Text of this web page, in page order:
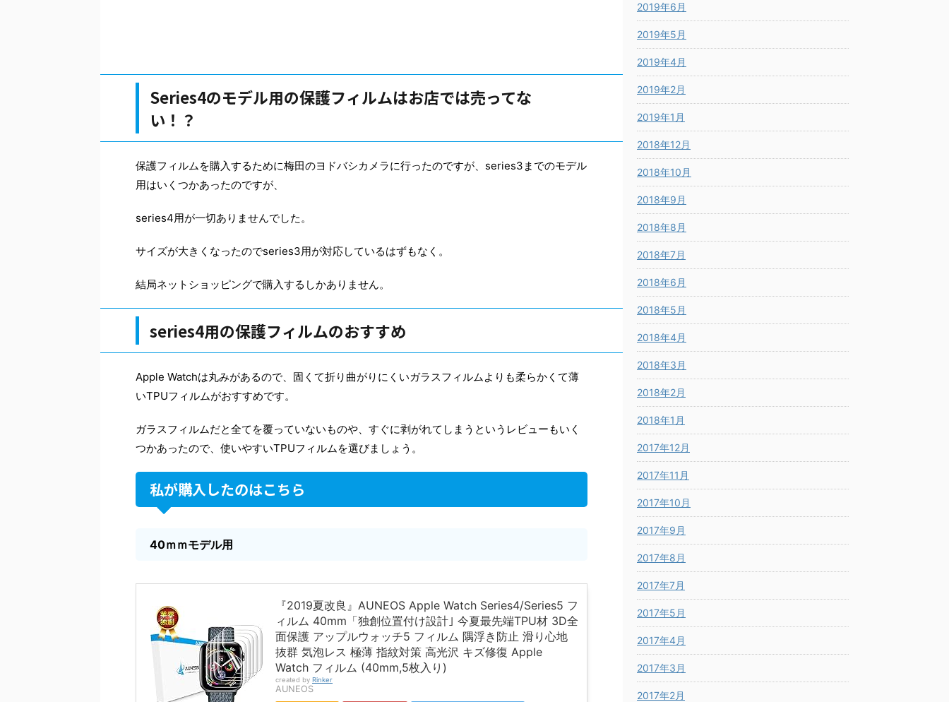
Series4のモデル用の保護フィルムはお店では売ってな
い！？
保護フィルムを購入するために梅田のヨドバシカメラに行ったのですが、series3までのモデル
用はいくつかあったのですが、
series4用が一切ありませんでした。
サイズが大きくなったのでseries3用が対応しているはずもなく。
結局ネットショッピングで購入するしかありません。
series4用の保護フィルムのおすすめ
Apple Watchは丸みがあるので、固くて折り曲がりにくいガラスフィルムよりも柔らかくて薄
いTPUフィルムがおすすめです。
ガラスフィルムだと全てを覆っていないものや、すぐに剥がれてしまうというレビューもいく
つかあったので、使いやすいTPUフィルムを選びましょう。
私が購入したのはこちら
40ｍｍモデル用
『2019夏改良』AUNEOS Apple Watch Series4/Series5 フ
ィルム 40mm「独創位置付け設計｣ 今夏最先端TPU材 3D全
面保護 アップルウォッチ5 フィルム 隅浮き防止 滑り心地
抜群 気泡レス 極薄 指紋対策 高光沢 キズ修復 Apple
Watch フィルム (40mm,5枚入り)
created by Rinker
AUNEOS
2019年6月
2019年5月
2019年4月
2019年2月
2019年1月
2018年12月
2018年10月
2018年9月
2018年8月
2018年7月
2018年6月
2018年5月
2018年4月
2018年3月
2018年2月
2018年1月
2017年12月
2017年11月
2017年10月
2017年9月
2017年8月
2017年7月
2017年5月
2017年4月
2017年3月
2017年2月